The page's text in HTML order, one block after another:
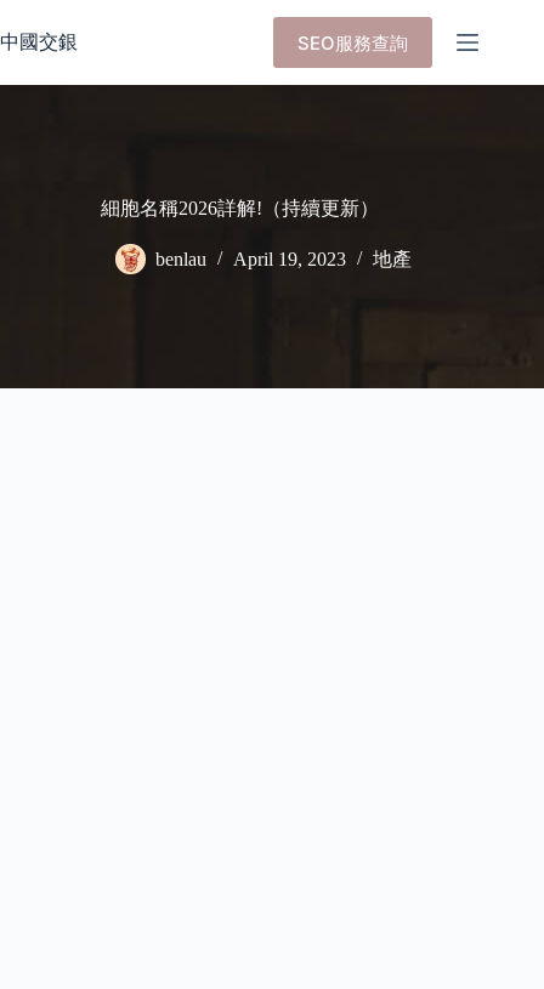
to
content
中國交銀 SEO服務查詢
細胞名稱2026詳解!（持續更新）
benlau April 19, 2023 地產